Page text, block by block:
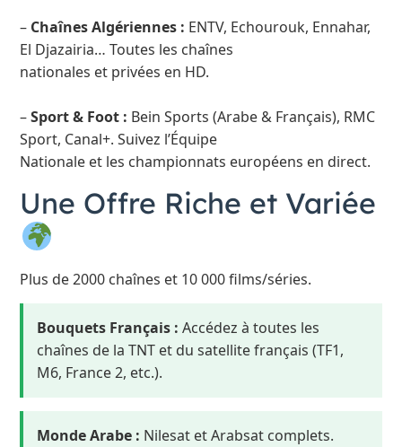
– Chaînes Algériennes : ENTV, Echourouk, Ennahar,
El Djazairia… Toutes les chaînes
nationales et privées en HD.
–Sport & Foot : Bein Sports (Arabe & Français), RMC
Sport, Canal+. Suivez l’Équipe
Nationale et les championnats européens en direct.
Une Offre Riche et Variée
Plus de 2000 chaînes et 10 000 films/séries.
Bouquets Français : Accédez à toutes les
chaînes de la TNT et du satellite français (TF1,
M6, France 2, etc.).
Monde Arabe : Nilesat et Arabsat complets.